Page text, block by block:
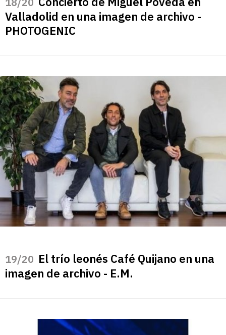
Valladolid en una imagen de archivo -
PHOTOGENIC
/20 El trío leonés Café Quijano en una
imagen de archivo - E.M.